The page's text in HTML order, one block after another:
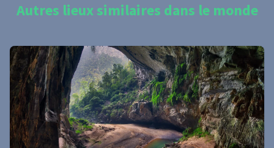
Autres lieux similaires dans le monde